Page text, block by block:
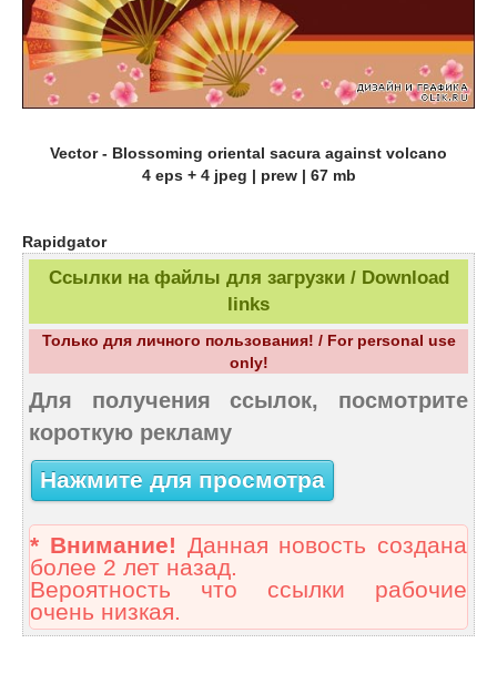
Vector - Blossoming oriental sacura against volcano
4 eps + 4 jpeg | prew | 67 mb
Rapidgator
Ссылки на файлы для загрузки / Download
links
Только для личного пользования! / For personal use
only!
Для получения ссылок, посмотрите
короткую рекламу
Нажмите для просмотра
* Внимание! Данная новость создана
более 2 лет назад.
Вероятность что ссылки рабочие
очень низкая.